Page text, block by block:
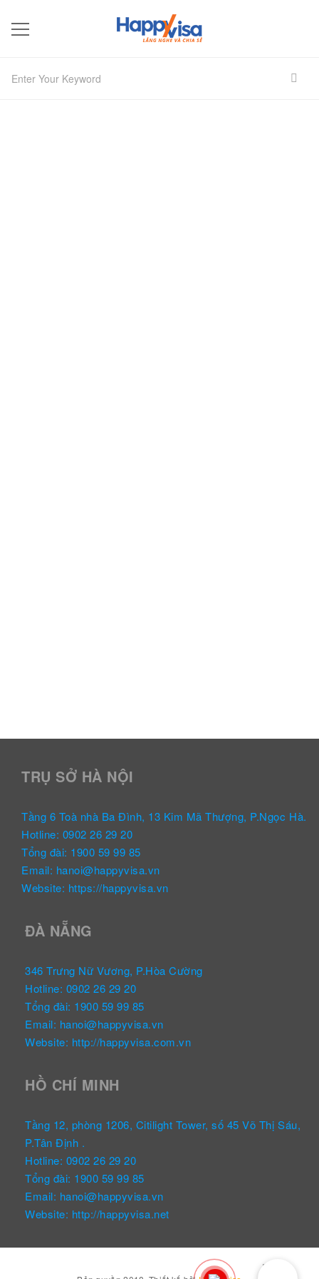
TRỤ SỞ HÀ NỘI
Tầng 6 Toà nhà Ba Đình, 13 Kim Mã Thượng, P.Ngọc Hà.
Hotline: 0902 26 29 20
Tổng đài: 1900 59 99 85
Email: hanoi@happyvisa.vn
Website: https://happyvisa.vn
ĐÀ NẴNG
346 Trưng Nữ Vương, P.Hòa Cường
Hotline: 0902 26 29 20
Tổng đài: 1900 59 99 85
Email: hanoi@happyvisa.vn
Website: http://happyvisa.com.vn
HỒ CHÍ MINH
Tầng 12, phòng 1206, Citilight Tower, số 45 Võ Thị Sáu,
P.Tân Định .
Hotline: 0902 26 29 20
Tổng đài: 1900 59 99 85
Email: hanoi@happyvisa.vn
Website: http://happyvisa.net